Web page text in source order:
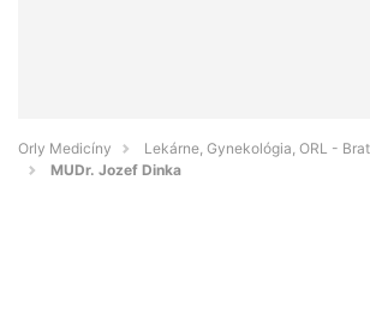
Orly Medicíny
Lekárne, Gynekológia, ORL -
MUDr. Jozef Dinka